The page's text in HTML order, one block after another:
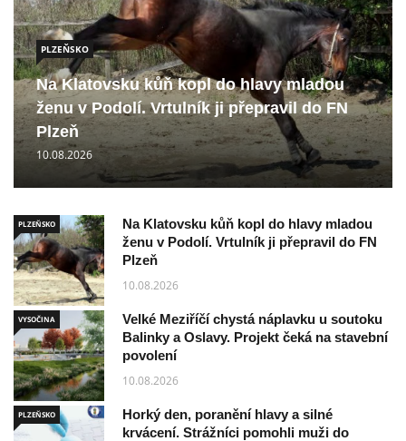
PLZEŇSKO
Na Klatovsku kůň kopl do hlavy mladou
ženu v Podolí. Vrtulník ji přepravil do FN
Plzeň
10.08.2026
PLZEŇSKO
Na Klatovsku kůň kopl do hlavy mladou
ženu v Podolí. Vrtulník ji přepravil do FN
Plzeň
10.08.2026
VYSOČINA
Velké Meziříčí chystá náplavku u soutoku
Balinky a Oslavy. Projekt čeká na stavební
povolení
10.08.2026
PLZEŇSKO
Horký den, poranění hlavy a silné
krvácení. Strážníci pomohli muži do